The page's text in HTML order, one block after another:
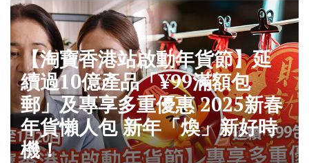
【淘寶香港站啟動年貨節】延
續過10億產品「¥99滿額包
郵」及專享多重優惠 2025新春
年貨懶人包 新年「煥」新好時
機！